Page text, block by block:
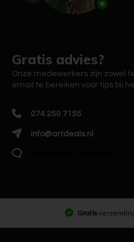
Gratis advies?
Onze medewerkers zijn zowel
email te bereiken voor tips bij
074 250 7155
info@artdeals.nl
Gratis